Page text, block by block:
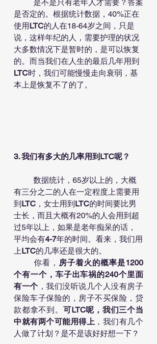
是否定的。根据统计数据，40%正在
使用LTC的人在18-64岁之间，只是
说，这样年纪的人，需要护理的状况
大多数情况下是暂时的，是可以恢复
的。而当我们在人生的最后几年用到
LTC时，我们可能慢慢走向衰弱，基
本上是恢复不了的了。
3. 我们有多大的几率用到LTC呢？
有三分之二的人在一定程度上需要用
到LTC ，女士用到LTC的时间要比男
士长，而且大概有20%的人会用到超
过5年以上，如果是老年痴呆的话，
平均会有4-7年的时间。看来，我们用
上LTC的几率还是很大的。
	你看，
房子着火的概率是1200
个有一个，车子出车祸的240个里面
有一个 ，我们没听说几个人没有房子
保险车子保险的，房子不买保险，贷
款都拿不到。 可LTC呢，我们三个当
中就有两个可能用得上 ，我们有几个
人做了计划？是不是该好好想一下？